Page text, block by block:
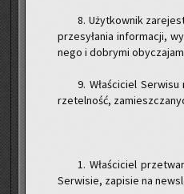
8. Użyt­kow­nik
prze­sy­ła­nia in­for­ma­cji,
ne­go i do­bry­mi
9. Wła­ści­ciel
rze­tel­ność,
1. Wła­ści­ciel
Ser­wi­sie, za­pi­sie na